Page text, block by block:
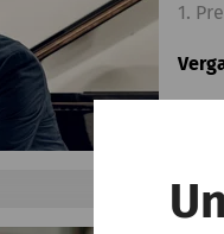
1.